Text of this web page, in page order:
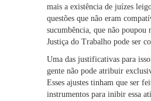
mais a existência de juízes
questões que não eram
sucumbência, que não
Justiça do Trabalho pode ser
Uma das justificativas para
gente não pode atribuir
Esses ajustes tinham que ser
instrumentos para inibir essa